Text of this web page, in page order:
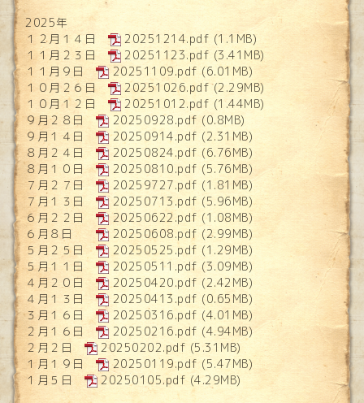
2025年
１２月１４日
20251214.pdf (1.1MB)
１１月２３日
20251123.pdf (3.41MB)
１１月９日
20251109.pdf (6.01MB)
１０月２６日
20251026.pdf (2.29MB)
１０月１２日
20251012.pdf (1.44MB)
９月２８日
20250928.pdf (0.8MB)
９月１４日
20250914.pdf (2.31MB)
８月２４日
20250824.pdf (6.76MB)
８月１０日
20250810.pdf (5.76MB)
７月２７日
20259727.pdf (1.81MB)
７月１３日
20250713.pdf (5.96MB)
６月２２日
20250622.pdf (1.08MB)
６月８日
20250608.pdf (2.99MB)
５月２５日
20250525.pdf (1.29MB)
５月１１日
20250511.pdf (3.09MB)
４月２０日
20250420.pdf (2.42MB)
４月１３日
20250413.pdf (0.65MB)
３月１６日
20250316.pdf (4.01MB)
２月１６日
20250216.pdf (4.94MB)
２月２日
20250202.pdf (5.31MB)
１月１９日
20250119.pdf (5.47MB)
１月５日
20250105.pdf (4.29MB)